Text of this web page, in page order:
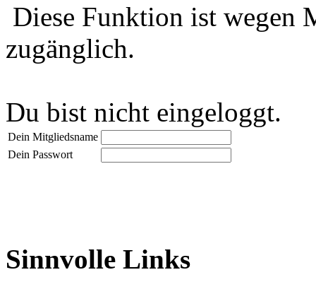
Diese Funktion ist wegen
zugänglich.
Du bist nicht eingeloggt.
Dein Mitgliedsname
Dein Passwort
Sinnvolle Links